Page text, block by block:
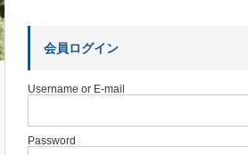
会員ログイン
Username or E-mail
Password